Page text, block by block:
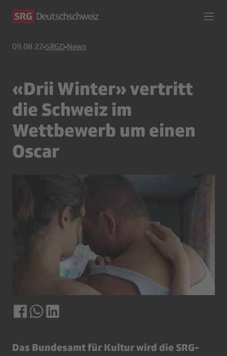
09.08.22 SRGD News
«Drii Winter» vertritt
die Schweiz im
Wettbewerb um einen
Oscar
Das Bundesamt für Kultur wird die SRG-